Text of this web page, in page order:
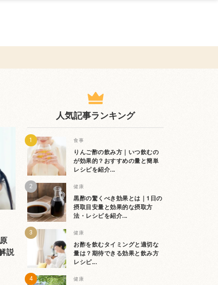
説
人気記事ランキング
食事
りんご酢の飲み方｜いつ飲むの
が効果的？おすすめの量と簡単
レシピを紹介...
健康
黒酢の驚くべき効果とは｜1日の
摂取目安量と効果的な摂取方
法・レシピを紹介...
健康
お酢を飲むタイミングと適切な
量は？期待できる効果と飲み方
レシピ...
健康